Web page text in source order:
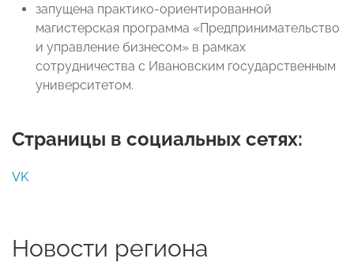
запущена практико-ориентированной
магистерская программа «Предпринимательство
и управление бизнесом» в рамках
сотрудничества с Ивановским государственным
университетом.
Страницы в социальных сетях:
VK
Новости региона